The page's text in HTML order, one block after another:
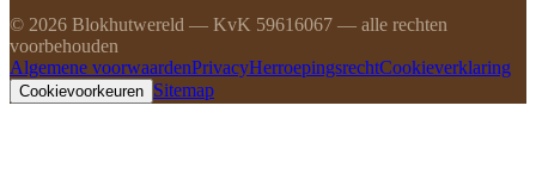
© 2026 Blokhutwereld — KvK 59616067 — alle rechten
voorbehouden
Algemene voorwaardenPrivacyHerroepingsrechtCookieverklaring
Cookievoorkeuren Sitemap